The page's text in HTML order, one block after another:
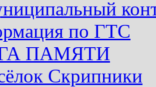
по ГТС
ПАМЯТИ
Скрипники